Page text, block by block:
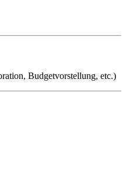
Budgetvorstellung, etc.)